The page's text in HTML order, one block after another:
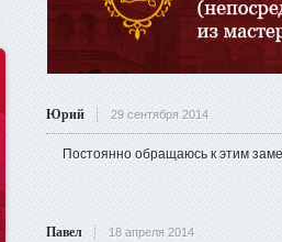
Юрий 29 сентября 2014
Постоянно обращаюсь к этим
Павел 18 апреля 2014